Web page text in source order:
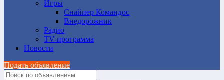
Игры
Снайпер Командос
Внедорожник
Радио
TV-программа
Новости
Подать объявление